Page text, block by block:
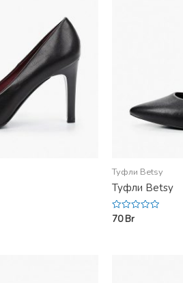
Туфли Betsy
Туфли Betsy
Rated
070Br